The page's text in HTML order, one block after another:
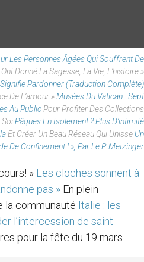
Les Personnes Âgées Qui Souffrent De
Donné La Sagesse, La Vie, L’histoire »
Pardonner (Traduction Complète)
De L’amour »Musées Du Vatican : Sept
Au PublicPour Profiter Des Collections
SoiPâques En Isolement ? Plus D’intimité
Et Créer Un Beau Réseau Qui Unisse Un
De Confinement ! », Par Le P. Metzinger
» Les cloches sonnent à
pas » En plein
la communauté Italie : les
l’intercession de saint
pour la fête du 19 mars